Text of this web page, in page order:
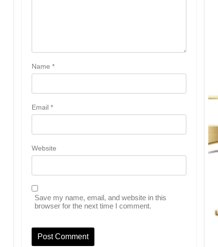
Name *
Email *
Website
Save my name, email, and website in this
browser for the next time I comment.